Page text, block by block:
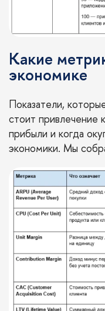
Какие
экономике
Показатели,
стоит привлечение
прибыли и когда
экономики. Мы